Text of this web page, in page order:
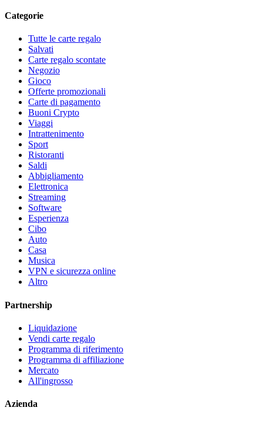
Categorie
Tutte le carte regalo
Salvati
Carte regalo scontate
Negozio
Gioco
Offerte promozionali
Carte di pagamento
Buoni Crypto
Viaggi
Intrattenimento
Sport
Ristoranti
Saldi
Abbigliamento
Elettronica
Streaming
Software
Esperienza
Cibo
Auto
Casa
Musica
VPN e sicurezza online
Altro
Partnership
Liquidazione
Vendi carte regalo
Programma di riferimento
Programma di affiliazione
Mercato
All'ingrosso
Azienda